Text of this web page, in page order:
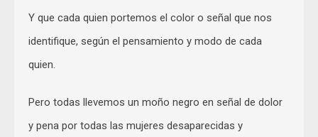
Y que cada quien portemos el color o señal que nos
identifique, según el pensamiento y modo de cada
quien.
Pero todas llevemos un moño negro en señal de dolor
y pena por todas las mujeres desaparecidas y